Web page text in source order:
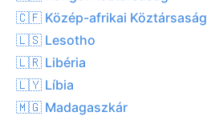
🇨🇫 Közép-afrikai Köztársaság
🇱🇸 Lesotho
🇱🇷 Libéria
🇱🇾 Líbia
🇲🇬 Madagaszkár